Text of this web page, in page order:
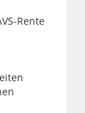
Rente